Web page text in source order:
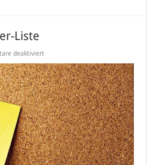
Liste
deaktiviertfür
Twitter-
Liste